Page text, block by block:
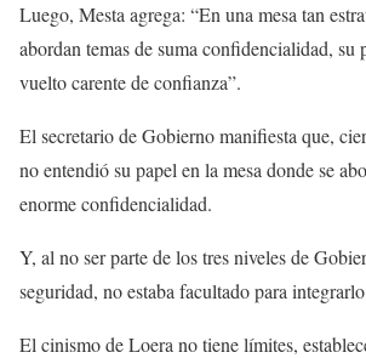
Luego, Mesta agrega: “En una mesa tan
abordan temas de suma confidencialidad, su
vuelto carente de confianza”.
El secretario de Gobierno manifiesta que,
no entendió su papel en la mesa donde se
enorme confidencialidad.
Y, al no ser parte de los tres niveles de
seguridad, no estaba facultado para
El cinismo de Loera no tiene límites,